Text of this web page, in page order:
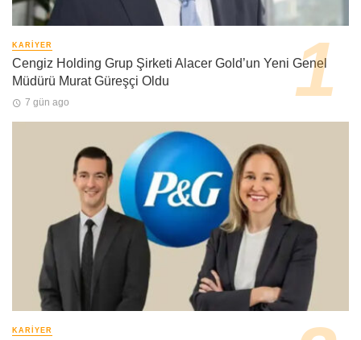
KARIYER
Cengiz Holding Grup Şirketi Alacer Gold’un Yeni Genel
Müdürü Murat Güreşçi Oldu
7 gün ago
KARIYER